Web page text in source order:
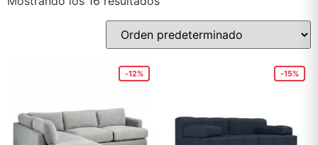
-12% -15%